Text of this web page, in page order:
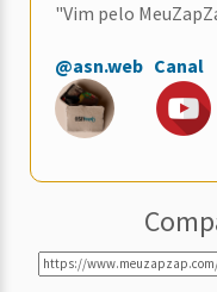
"Vim pelo
@asn.web Canal